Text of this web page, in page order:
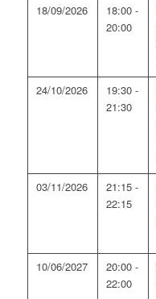
18/09/2026
18:00 -
20:00
24/10/2026
19:30 -
21:30
03/11/2026
21:15 -
22:15
10/06/2027
20:00 -
22:00